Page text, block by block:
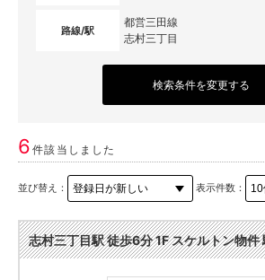
路線/駅
都営三田線
志村三丁目
検索条件を変更する
6件該当しました
並び替え： 表示件数：
志村三丁目駅 徒歩6分 1F スケルトン物